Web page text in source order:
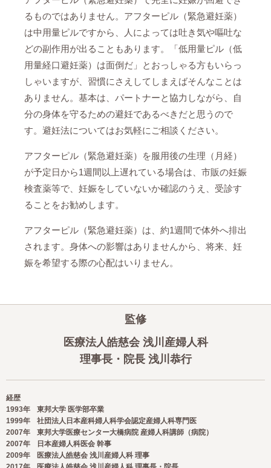
るものではありません。アフターピル（緊急避妊薬）
は中用量ピルですから、人によっては吐き気や嘔吐な
どの副作用が出ることもあります。「低用量ピル（低
用量経口避妊薬）は面倒だ」とおっしゃる方もいらっ
しゃいますが、習慣にさえしてしまえばそんなことは
ありません。基本は、パートナーと協力しながら、自
分の身体を守るための避妊であるべきだと思うので
す。避妊法についてはお気軽にご相談ください。
アフターピル（緊急避妊薬）を服用後の生理（月経）
が予定日から1週間以上遅れている場合は、市販の妊娠
検査薬等で、妊娠をしていないか確認のうえ、受診す
ることをお勧めします。
アフターピル（緊急避妊薬）は、約1週間で体外へ排出
されます。身体への影響はありませんから、将来、妊
娠を希望する際の心配はいりません。
監修
医療法人皓慈会 浅川産婦人科
理事長・院長 浅川恭行
経歴
1993年
東邦大学 医学部卒業
1999年
社団法人日本産科婦人科学会認定産婦人科専門医
2007年
東邦大学医療センター大橋病院 産婦人科講師（病院）
2007年
日本産婦人科医会 幹事
2009年
医療法人皓慈会 浅川産婦人科 理事